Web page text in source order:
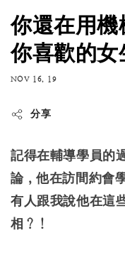
你還在用
你喜歡的女
NOV 16, 19
分享
記得在輔導學員的
論，他在訪間約會
有人跟我說他在這
相？！